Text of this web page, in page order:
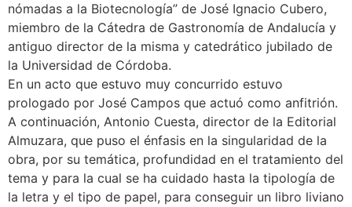
nómadas a la Biotecnología” de José Ignacio Cubero,
miembro de la Cátedra de Gastronomía de Andalucía y
antiguo director de la misma y catedrático jubilado de
la Universidad de Córdoba.
En un acto que estuvo muy concurrido estuvo
prologado por José Campos que actuó como anfitrión.
A continuación, Antonio Cuesta, director de la Editorial
Almuzara, que puso el énfasis en la singularidad de la
obra, por su temática, profundidad en el tratamiento del
tema y para la cual se ha cuidado hasta la tipología de
la letra y el tipo de papel, para conseguir un libro liviano